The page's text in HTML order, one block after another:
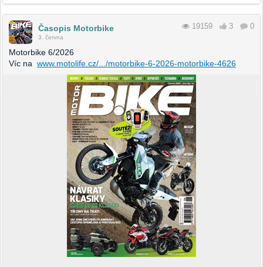
Časopis Motorbike
3. června
19159 3 0
Motorbike 6/2026
Víc na www.motolife.cz/.../motorbike-6-2026-motorbike-4626